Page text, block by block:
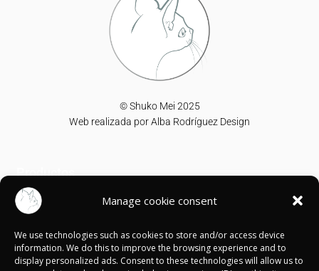
Manage cookie consent
We use technologies such as cookies to store and/or access device
information. We do this to improve the browsing experience and to
display personalized ads. Consent to these technologies will allow us to
© Shuko Mei 2025
Web realizada porAlba Rodríguez Design
Productos
T-shirts
Canvases